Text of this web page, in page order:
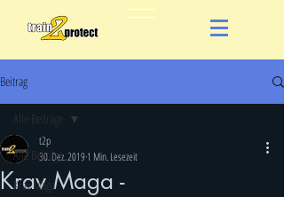
Beitrag
Alle Beiträge
Krav Maga
Alle Beiträge
Krav Maga -
t2p
30. Dez. 20191 Min. Lesezeit